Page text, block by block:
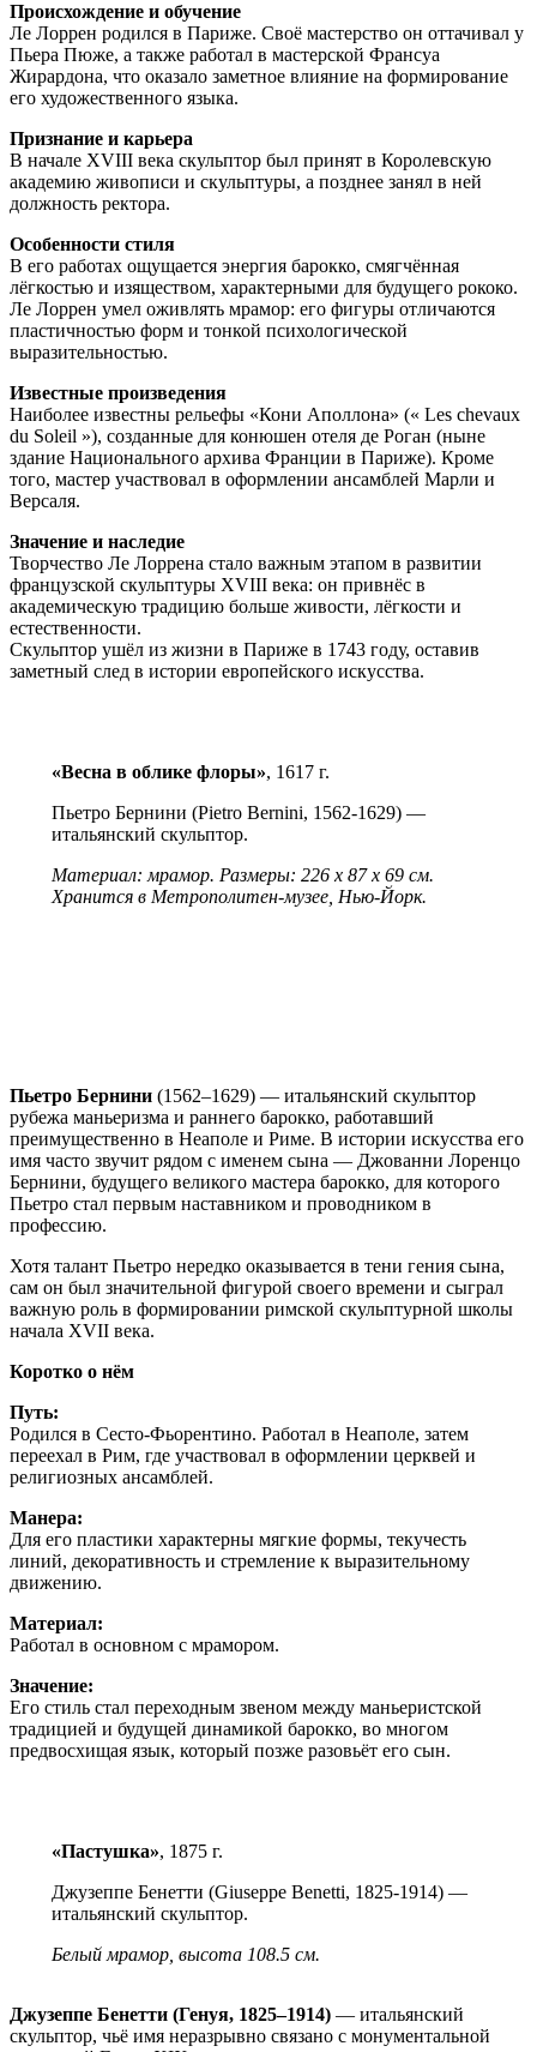
Происхождение и обучение
Ле Лоррен родился в Париже. Своё мастерство он оттачивал у
Пьера Пюже, а также работал в мастерской Франсуа
Жирардона, что оказало заметное влияние на формирование
его художественного языка.
Признание и карьера
В начале XVIII века скульптор был принят в Королевскую
академию живописи и скульптуры, а позднее занял в ней
должность ректора.
Особенности стиля
В его работах ощущается энергия барокко, смягчённая
лёгкостью и изяществом, характерными для будущего рококо.
Ле Лоррен умел оживлять мрамор: его фигуры отличаются
пластичностью форм и тонкой психологической
выразительностью.
Известные произведения
Наиболее известны рельефы «Кони Аполлона» (« Les chevaux
du Soleil »), созданные для конюшен отеля де Роган (ныне
здание Национального архива Франции в Париже). Кроме
того, мастер участвовал в оформлении ансамблей Марли и
Версаля.
Значение и наследие
Творчество Ле Лоррена стало важным этапом в развитии
французской скульптуры XVIII века: он привнёс в
академическую традицию больше живости, лёгкости и
естественности.
Скульптор ушёл из жизни в Париже в 1743 году, оставив
заметный след в истории европейского искусства.
«Весна в облике флоры», 1617 г.
Пьетро Бернини (Pietro Bernini, 1562-1629) —
итальянский скульптор.
Материал: мрамор. Размеры: 226 х 87 х 69 см.
Хранится в Метрополитен-музее, Нью-Йорк.
Пьетро Бернини (1562–1629) — итальянский скульптор
рубежа маньеризма и раннего барокко, работавший
преимущественно в Неаполе и Риме. В истории искусства его
имя часто звучит рядом с именем сына — Джованни Лоренцо
Бернини, будущего великого мастера барокко, для которого
Пьетро стал первым наставником и проводником в
профессию.
Хотя талант Пьетро нередко оказывается в тени гения сына,
сам он был значительной фигурой своего времени и сыграл
важную роль в формировании римской скульптурной школы
начала XVII века.
Коротко о нём
Путь:
Родился в Сесто-Фьорентино. Работал в Неаполе, затем
переехал в Рим, где участвовал в оформлении церквей и
религиозных ансамблей.
Манера:
Для его пластики характерны мягкие формы, текучесть
линий, декоративность и стремление к выразительному
движению.
Материал:
Работал в основном с мрамором.
Значение:
Его стиль стал переходным звеном между маньеристской
традицией и будущей динамикой барокко, во многом
предвосхищая язык, который позже разовьёт его сын.
«Пастушка», 1875 г.
Джузеппе Бенетти (Giuseppe Benetti, 1825-1914) —
итальянский скульптор.
Белый мрамор, высота 108.5 см.
Джузеппе Бенетти (Генуя, 1825–1914) — итальянский
скульптор, чьё имя неразрывно связано с монументальной